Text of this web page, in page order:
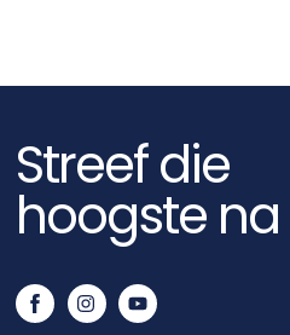
Streef die
hoogste na